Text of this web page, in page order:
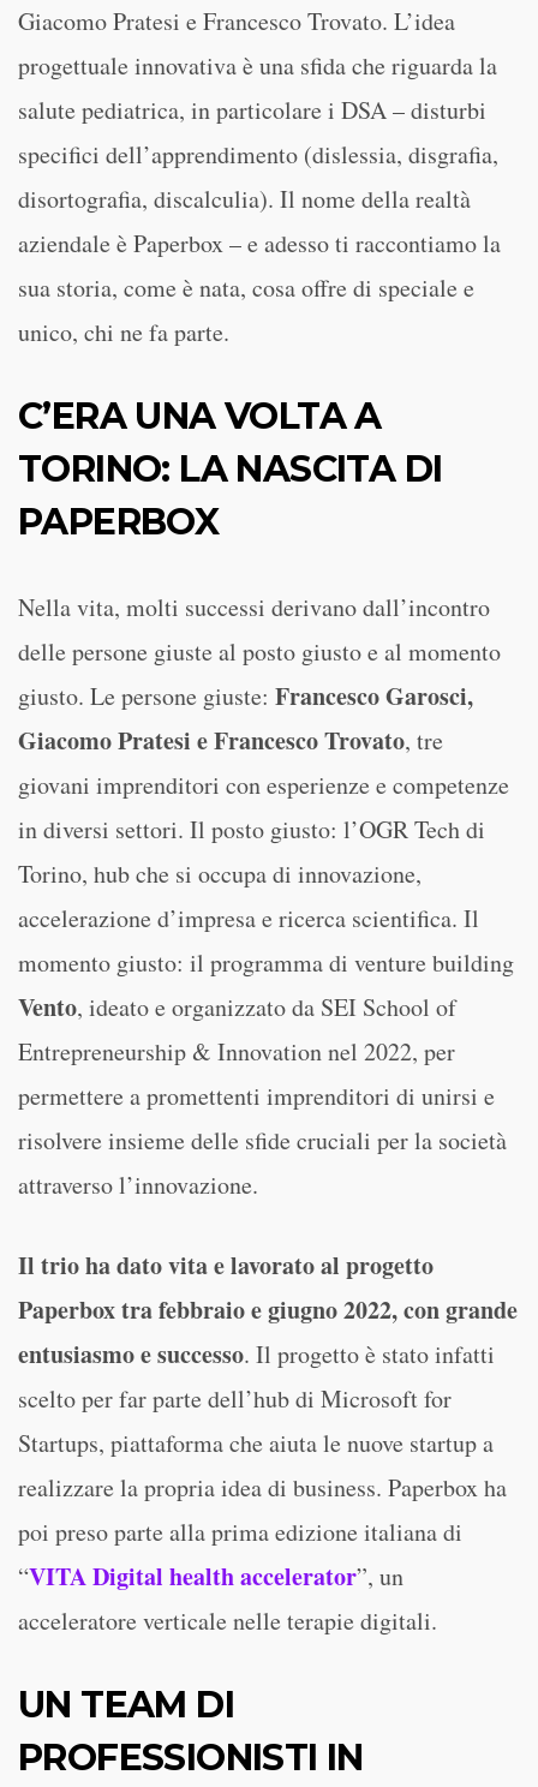
Giacomo Pratesi e Francesco Trovato. L’idea
progettuale innovativa è una sfida che riguarda la
salute pediatrica, in particolare i DSA – disturbi
specifici dell’apprendimento (dislessia, disgrafia,
disortografia, discalculia). Il nome della realtà
aziendale è Paperbox – e adesso ti raccontiamo la
sua storia, come è nata, cosa offre di speciale e
unico, chi ne fa parte.
C’ERA UNA VOLTA A
TORINO: LA NASCITA DI
PAPERBOX
Nella vita, molti successi derivano dall’incontro
delle persone giuste al posto giusto e al momento
giusto. Le persone giuste: Francesco Garosci,
Giacomo Pratesi e Francesco Trovato, tre
giovani imprenditori con esperienze e competenze
in diversi settori. Il posto giusto: l’OGR Tech di
Torino, hub che si occupa di innovazione,
accelerazione d’impresa e ricerca scientifica. Il
momento giusto: il programma di venture building
Vento, ideato e organizzato da SEI School of
Entrepreneurship & Innovation nel 2022, per
permettere a promettenti imprenditori di unirsi e
risolvere insieme delle sfide cruciali per la società
attraverso l’innovazione.
Il trio ha dato vita e lavorato al progetto
Paperbox tra febbraio e giugno 2022, con grande
entusiasmo e successo. Il progetto è stato infatti
scelto per far parte dell’hub di Microsoft for
Startups, piattaforma che aiuta le nuove startup a
realizzare la propria idea di business. Paperbox ha
poi preso parte alla prima edizione italiana di
“VITA Digital health accelerator”, un
acceleratore verticale nelle terapie digitali.
UN TEAM DI
PROFESSIONISTI IN